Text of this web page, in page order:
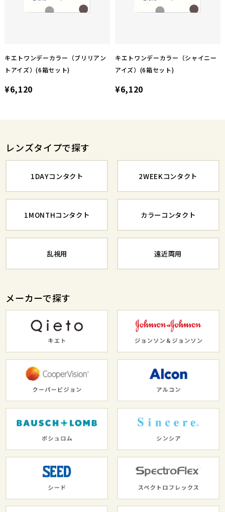
キエトワンデーカラー（ブリリアン
トアイズ）(6箱セット)
¥6,120
キエトワンデーカラー（シャイニー
アイズ）(6箱セット)
¥6,120
レンズタイプで探す
1DAYコンタクト 2WEEKコンタクト
1MONTHコンタクト カラーコンタクト
乱視用 遠近両用
メーカーで探す